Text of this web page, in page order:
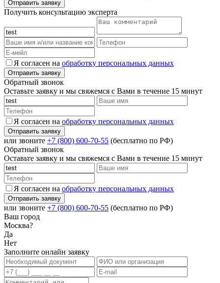
Получить консультацию эксперта
Я согласен на обработку персональных данных
Обратный звонок
Оставьте заявку и мы свяжемся с Вами в течение 15 минут
Я согласен на обработку персональных данных
или звоните +7 (800) 600-70-55 (бесплатно по РФ)
Обратный звонок
Оставьте заявку и мы свяжемся с Вами в течение 15 минут
Я согласен на обработку персональных данных
или звоните +7 (800) 600-70-55 (бесплатно по РФ)
Ваш город
Москва?
Да
Нет
Заполните онлайн заявку